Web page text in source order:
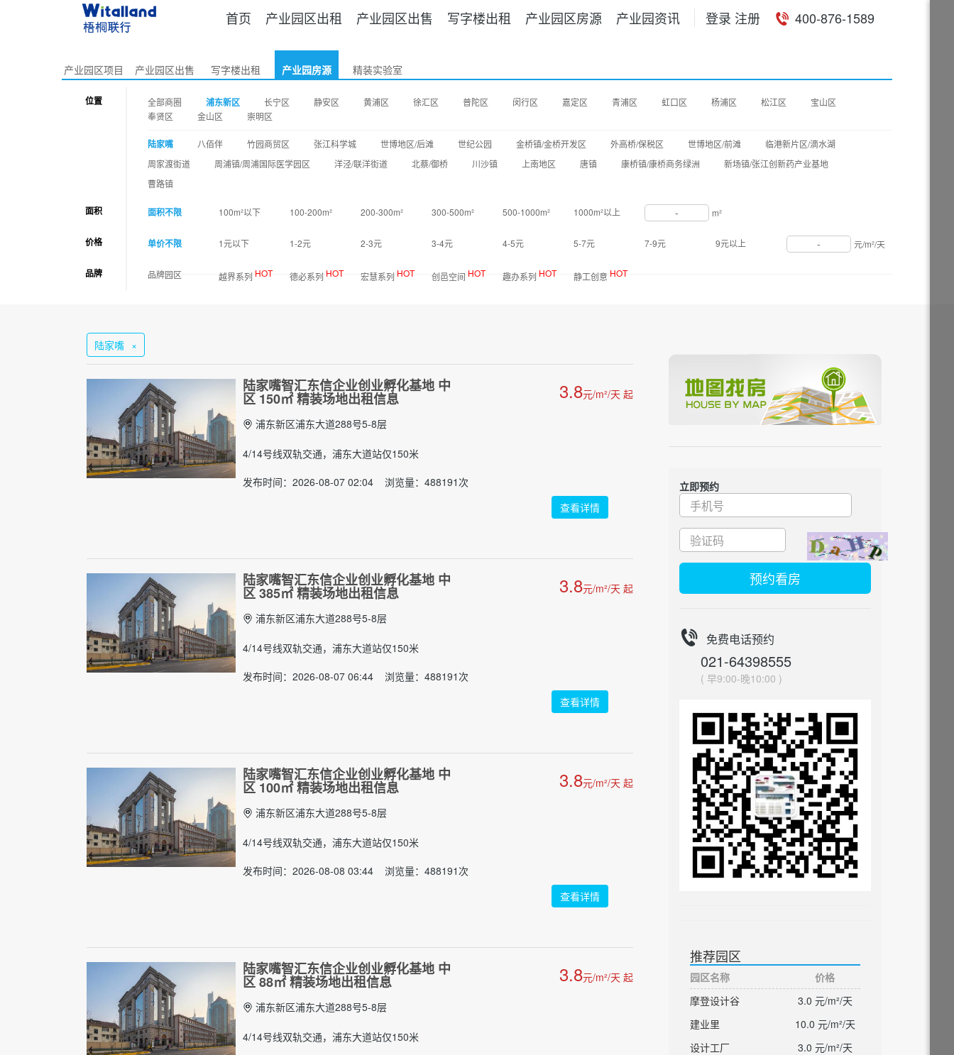
首页 产业园区出租 产业园区出售 写字楼出租 产业园区房源 产业园资讯 登录 注册 400-876-1589
产业园区项目 产业园区出售 写字楼出租 产业园房源 精装实验室
位置 全部商圈 浦东新区 长宁区 静安区 黄浦区 徐汇区 普陀区 闵行区 嘉定区 青浦区 虹口区 杨浦区 松江区
宝山区
奉贤区
金山区 崇明区
陆家嘴 八佰伴 竹园商贸区 张江科学城 世博地区/后滩 世纪公园 金桥镇/金桥开发区 外高桥/保税区 世博地区/前滩
临港新片区/滴水湖
周家渡街道
周浦镇/周浦国际医学园区 洋泾/联洋街道 北蔡/御桥 川沙镇 上南地区 唐镇 康桥镇/康桥商务绿洲
新场镇/张江创新药产业基地
曹路镇
面积 面积不限 100m²以下 100-200m² 200-300m² 300-500m² 500-1000m² 1000m²以上 - m²
价格 单价不限 1元以下 1-2元 2-3元 3-4元 4-5元 5-7元 7-9元 9元以上 - 元/m²/天
品牌 品牌园区 越界系列 HOT 德必系列 HOT 宏慧系列 HOT 创邑空间 HOT 趣办系列 HOT 静工创意 HOT
陆家嘴 ×
陆家嘴智汇东信企业创业孵化基地 中
区 150㎡ 精装场地出租信息 3.8元/m²/天 起
浦东新区浦东大道288号5-8层
4/14号线双轨交通，浦东大道站仅150米
发布时间：2026-08-07 02:04 浏览量：488191次
查看详情
陆家嘴智汇东信企业创业孵化基地 中
区 385㎡ 精装场地出租信息 3.8元/m²/天 起
浦东新区浦东大道288号5-8层
4/14号线双轨交通，浦东大道站仅150米
发布时间：2026-08-07 06:44 浏览量：488191次
查看详情
陆家嘴智汇东信企业创业孵化基地 中
区 100㎡ 精装场地出租信息 3.8元/m²/天 起
浦东新区浦东大道288号5-8层
4/14号线双轨交通，浦东大道站仅150米
发布时间：2026-08-08 03:44 浏览量：488191次
查看详情
陆家嘴智汇东信企业创业孵化基地 中
区 88㎡ 精装场地出租信息 3.8元/m²/天 起
浦东新区浦东大道288号5-8层
4/14号线双轨交通，浦东大道站仅150米
立即预约
预约看房
免费电话预约
021-64398555
( 早9:00-晚10:00 )
推荐园区
园区名称
价格
摩登设计谷
3.0 元/m²/天
建业里
10.0 元/m²/天
设计工厂
3.0 元/m²/天